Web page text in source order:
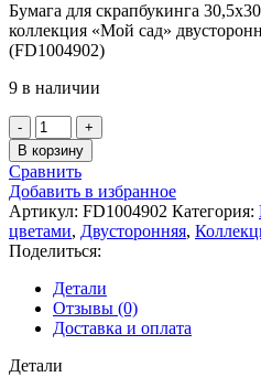
Бумага для скрапбукинга
коллекция «Мой сад»
(FD1004902)
9 в наличии
Количество
товара
Бумага
для
скрапбукинга
30,5х30,5см
«Весенняя
прогулка»
коллекция
«Мой
сад»
(Fleur
design)
В корзину
Сравнить
Добавить в избранное
Артикул: FD1004902 Категория:
цветами, Двусторонняя,
Поделиться:
Детали
Отзывы (0)
Доставка и оплата
Детали